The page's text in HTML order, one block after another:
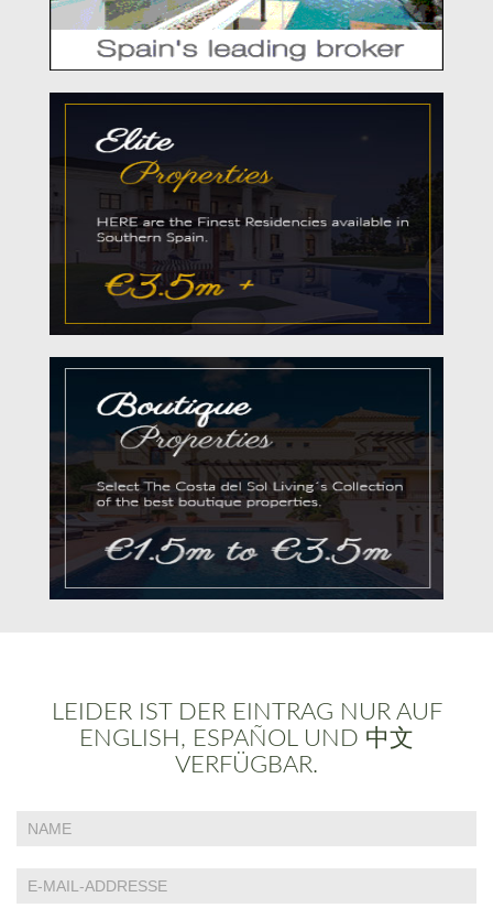
LEIDER IST DER EINTRAG NUR AUF
ENGLISH, ESPAÑOL UND 中文
VERFÜGBAR.
Contact
Falls
bist,